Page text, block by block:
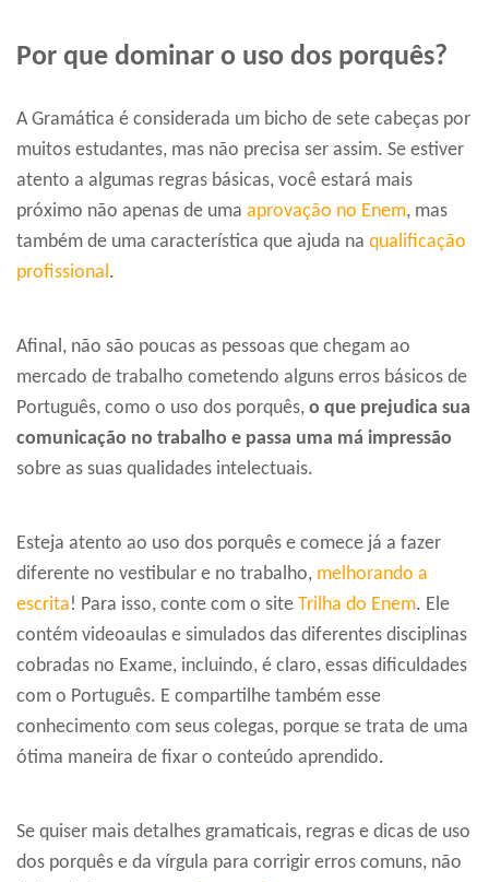
Por que dominar o uso dos porquês?
A Gramática é considerada um bicho de sete cabeças por
muitos estudantes, mas não precisa ser assim. Se estiver
atento a algumas regras básicas, você estará mais
próximo não apenas de uma aprovação no Enem, mas
também de uma característica que ajuda na qualificação
profissional.
Afinal, não são poucas as pessoas que chegam ao
mercado de trabalho cometendo alguns erros básicos de
Português, como o uso dos porquês, o que prejudica sua
comunicação no trabalho e passa uma má impressão
sobre as suas qualidades intelectuais.
Esteja atento ao uso dos porquês e comece já a fazer
diferente no vestibular e no trabalho, melhorando a
escrita! Para isso, conte com o site Trilha do Enem. Ele
contém videoaulas e simulados das diferentes disciplinas
cobradas no Exame, incluindo, é claro, essas dificuldades
com o Português. E compartilhe também esse
conhecimento com seus colegas, porque se trata de uma
ótima maneira de fixar o conteúdo aprendido.
Se quiser mais detalhes gramaticais, regras e dicas de uso
dos porquês e da vírgula para corrigir erros comuns, não